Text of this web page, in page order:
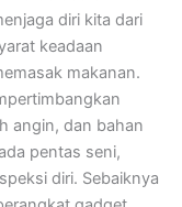
diri kita dari
keadaan
makanan.
angin, dan bahan
pentas seni,
diri. Sebaiknya